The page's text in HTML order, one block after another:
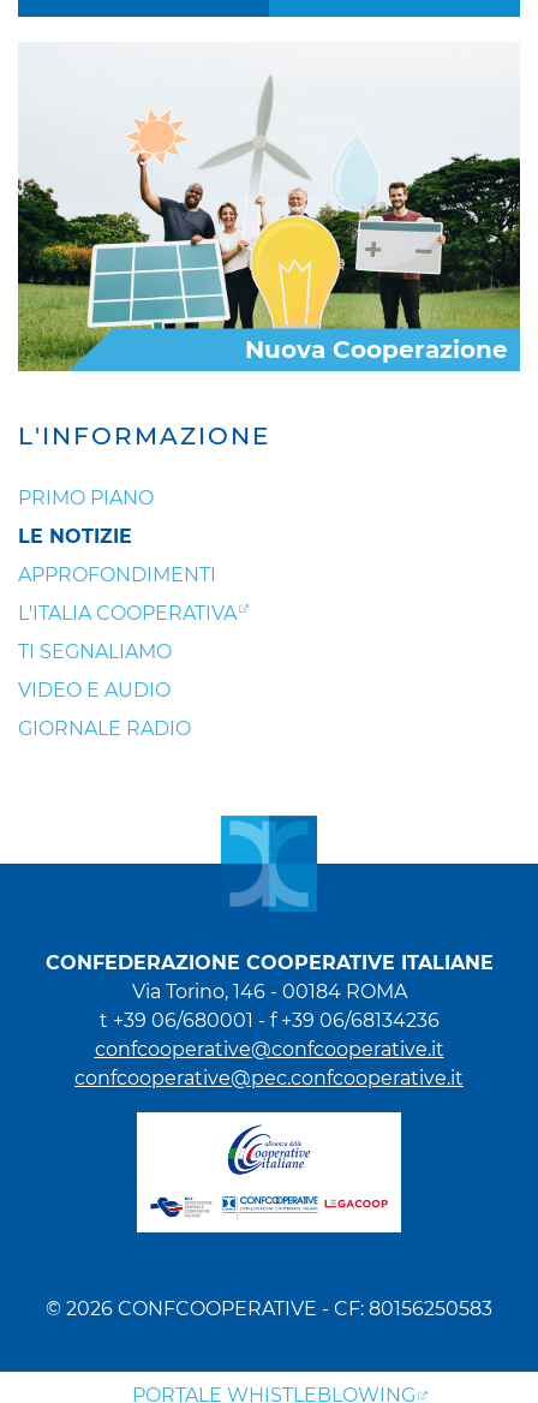
L'INFORMAZIONE
PRIMO PIANO
LE NOTIZIE
APPROFONDIMENTI
L'ITALIA COOPERATIVA
TI SEGNALIAMO
VIDEO E AUDIO
GIORNALE RADIO
Nuova Cooperazione
CONFEDERAZIONE COOPERATIVE ITALIANE
Via Torino, 146 - 00184 ROMA
t +39 06/680001 - f +39 06/68134236
confcooperative@confcooperative.it
confcooperative@pec.confcooperative.it
© 2026 CONFCOOPERATIVE - CF: 80156250583
PORTALE WHISTLEBLOWING